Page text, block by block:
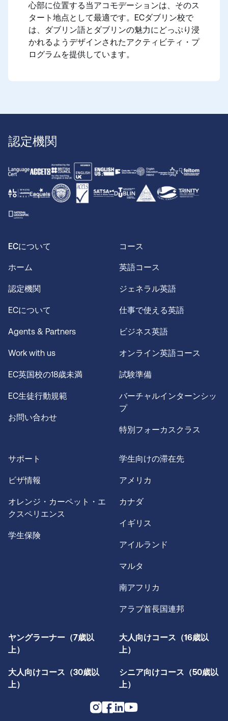
心部に位置する当アコモデーションは、そのス
タート地点として最適です。ECダブリン校で
は、ダブリン語とダブリンの魅力にどっぷり浸
かれるようデザインされたアクティビティ・プ
ログラムを提供しています。
認定機関
ECについて
ホーム
認定機関
ECについて
Agents & Partners
Work with us
EC英国校の18歳未満
EC生徒行動規範
お問い合わせ
コース
英語コース
ジェネラル英語
仕事で使える英語
ビジネス英語
オンライン英語コース
試験準備
バーチャルインターンシッ
プ
特別フォーカスクラス
サポート
ビザ情報
オレンジ・カーペット・エ
クスペリエンス
学生保険
学生向けの滞在先
アメリカ
カナダ
イギリス
アイルランド
マルタ
南アフリカ
アラブ首長国連邦
ヤングラーナー（7歳以
上）
大人向けコース（16歳以
上）
大人向けコース（30歳以
上）
シニア向けコース（50歳以
上）